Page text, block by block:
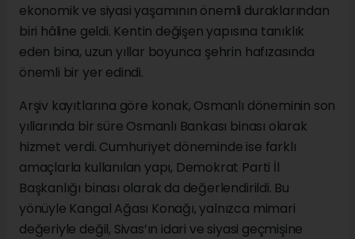
ekonomik ve siyasi yaşamının önemli duraklarından
biri hâline geldi. Kentin değişen yapısına tanıklık
eden bina, uzun yıllar boyunca şehrin hafızasında
önemli bir yer edindi.
Arşiv kayıtlarına göre konak, Osmanlı döneminin son
yıllarında bir süre Osmanlı Bankası binası olarak
hizmet verdi. Cumhuriyet döneminde ise farklı
amaçlarla kullanılan yapı, Demokrat Parti İl
Başkanlığı binası olarak da değerlendirildi. Bu
yönüyle Kangal Ağası Konağı, yalnızca mimari
değeriyle değil, Sivas’ın idari ve siyasi geçmişine